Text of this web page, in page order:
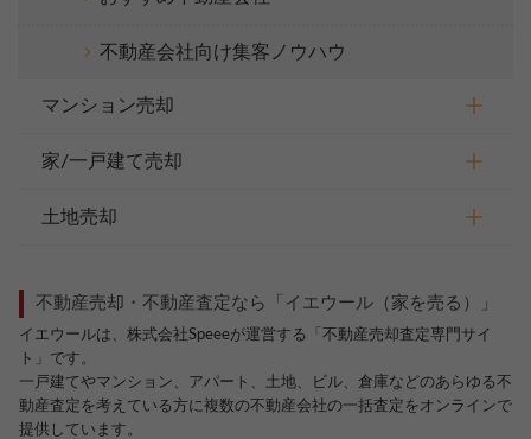
不動産会社向け集客ノウハウ
マンション売却
家/一戸建て売却
土地売却
不動産売却・不動産査定なら「イエウール（家を売る）」
イエウールは、株式会社Speeeが運営する「不動産売却査定専門サイ
ト」です。
一戸建てやマンション、アパート、土地、ビル、倉庫などのあらゆる不
動産査定を考えている方に複数の不動産会社の一括査定をオンラインで
提供しています。